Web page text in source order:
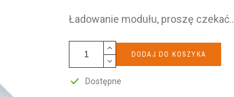
DODAJ DO KOSZYKA
Dostępne